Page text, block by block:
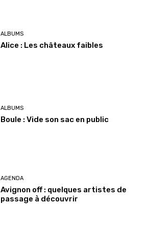
ALBUMS
Alice : Les châteaux faibles
ALBUMS
Boule : Vide son sac en public
AGENDA
Avignon off : quelques artistes de
passage à découvrir